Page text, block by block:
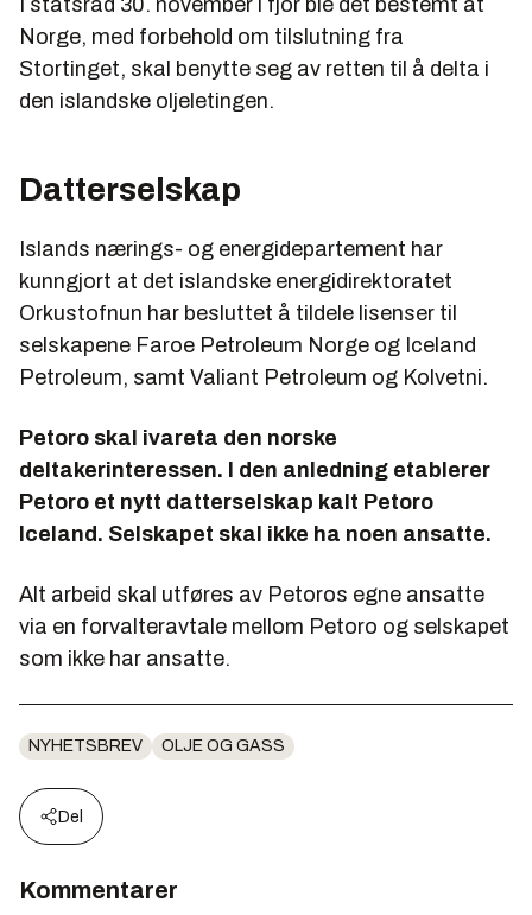
I statsråd 30. november i fjor ble det bestemt at
Norge, med forbehold om tilslutning fra
Stortinget, skal benytte seg av retten til å delta i
den islandske oljeletingen.
Datterselskap
Islands nærings- og energidepartement har
kunngjort at det islandske energidirektoratet
Orkustofnun har besluttet å tildele lisenser til
selskapene Faroe Petroleum Norge og Iceland
Petroleum, samt Valiant Petroleum og Kolvetni.
Petoro skal ivareta den norske
deltakerinteressen. I den anledning etablerer
Petoro et nytt datterselskap kalt Petoro
Iceland. Selskapet skal ikke ha noen ansatte.
Alt arbeid skal utføres av Petoros egne ansatte
via en forvalteravtale mellom Petoro og selskapet
som ikke har ansatte.
NYHETSBREV OLJE OG GASS
Del
Kommentarer